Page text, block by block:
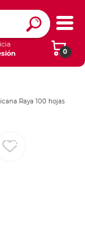
0
Raya 100 hojas
Ingresar Codigo